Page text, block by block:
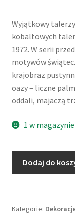
Wyjątkowy
kobaltowych
1972. W serii
motywów
krajobraz
oazy – liczne
oddali, majaczą
1 w magazynie
Kobaltowy
świąteczny
Dodaj do
Kategorie: